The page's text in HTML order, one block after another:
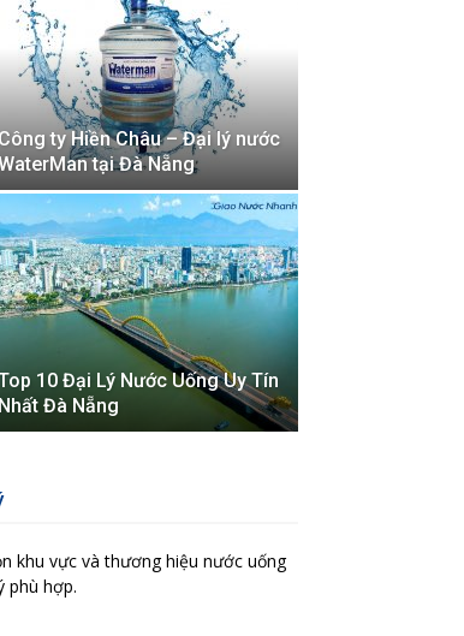
Công ty Hiền Châu – Đại lý nước
tại Đà Nẵng
10 Đại Lý Nước Uống Uy Tín
Nhất Đà Nẵng
khu vực và thương hiệu nước uống
phù hợp.